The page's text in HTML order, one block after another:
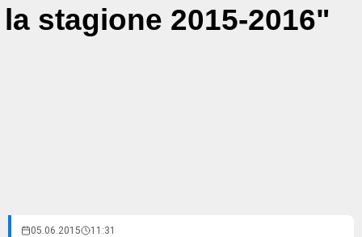
la stagione 2015-2016"
05.06.2015 11:31